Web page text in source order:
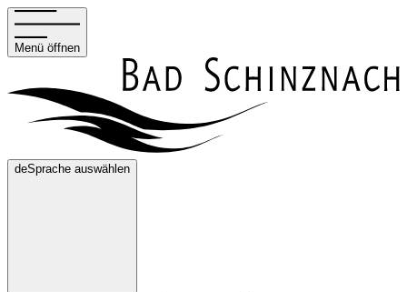
Menü öffnen
deSprache auswählen